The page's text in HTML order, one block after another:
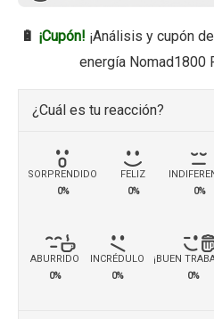
🔋 ¡Cupón! ¡Análisis y cupón
energía Nomad1800
¿Cuál es tu reacción?
SORPRENDIDO
0%
FELIZ
0%
0%
ABURRIDO
0%
INCRÉDULO
0%
¡BUEN
0%